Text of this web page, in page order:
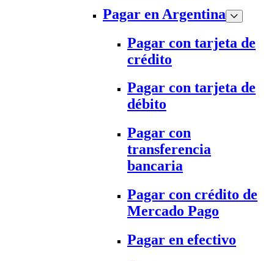
Pagar en Argentina
Pagar con tarjeta de
crédito
Pagar con tarjeta de
débito
Pagar con
transferencia
bancaria
Pagar con crédito de
Mercado Pago
Pagar en efectivo